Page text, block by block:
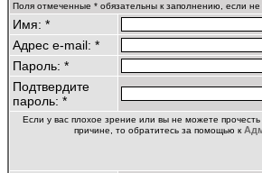
Поля отмеченные * обязательны к заполнению, если не
Имя: *
Адрес e-mail: *
Пароль: *
Подтвердите
пароль: *
Если у вас плохое зрение или вы не можете прочесть
причине, то обратитесь за помощью к